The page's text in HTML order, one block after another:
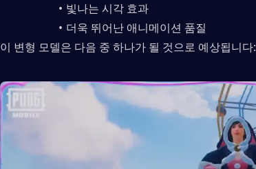
빛나는 시각 효과
더욱 뛰어난 애니메이션 품질
이 변형 모델은 다음 중 하나가 될 것으로 예상됩니다: